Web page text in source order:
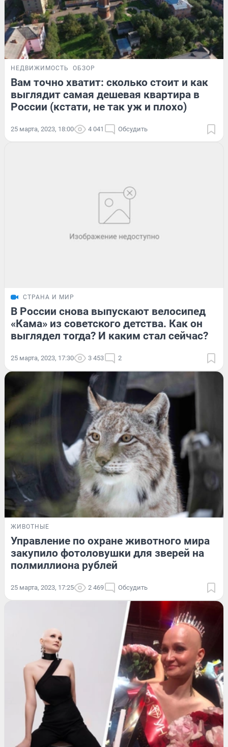
НЕДВИЖИМОСТЬ ОБЗОР
Вам точно хватит: сколько стоит и как
выглядит самая дешевая квартира в
России (кстати, не так уж и плохо)
25 марта, 2023, 18:00 4 041 Обсудить
СТРАНА И МИР
В России снова выпускают велосипед
«Кама» из советского детства. Как он
выглядел тогда? И каким стал сейчас?
25 марта, 2023, 17:30 3 453 2
ЖИВОТНЫЕ
Управление по охране животного мира
закупило фотоловушки для зверей на
полмиллиона рублей
25 марта, 2023, 17:25 2 469 Обсудить